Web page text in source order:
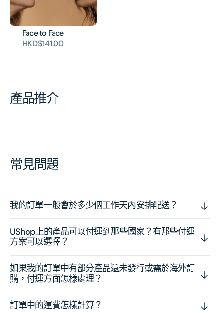
Face to Face
HKD$141.00
產品推介
常見問題
我的訂單一般會於多少個工作天內安排配送？
UShop上的產品可以付運到那些國家？有那些付運
方案可以選擇？
如果我的訂單中有部分產品還未發行或需於海外訂
購，付運方面怎樣處理？
訂單中的運費怎樣計算？